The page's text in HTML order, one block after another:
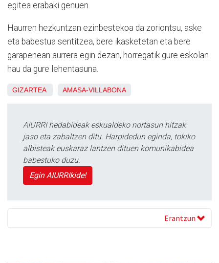
egitea erabaki genuen.
Haurren hezkuntzan ezinbestekoa da zoriontsu, aske
eta babestua sentitzea, bere ikasketetan eta bere
garapenean aurrera egin dezan, horregatik gure eskolan
hau da gure lehentasuna.
GIZARTEA AMASA-VILLABONA
AIURRI hedabideak eskualdeko nortasun hitzak
jaso eta zabaltzen ditu. Harpidedun eginda, tokiko
albisteak euskaraz lantzen dituen komunikabidea
babestuko duzu.
Egin AIURRIkide!
Erantzun